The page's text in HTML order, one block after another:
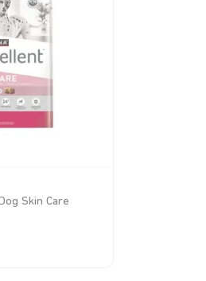
Skin Care